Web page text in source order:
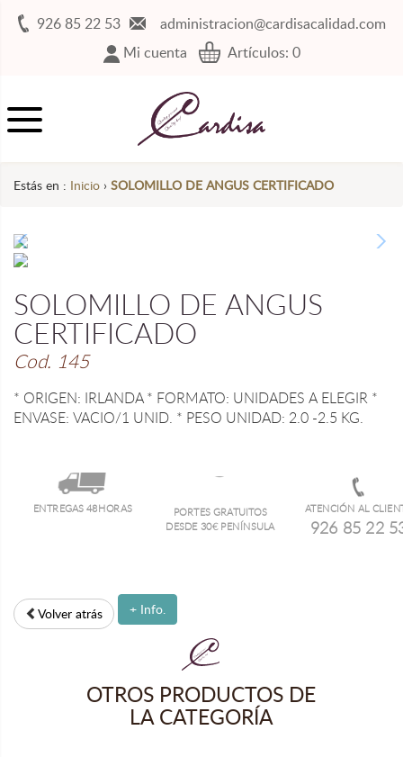
926 85 22 53
administracion@cardisacalidad.com
Mi cuenta
Artículos: 0
Estás en : Inicio › SOLOMILLO DE ANGUS CERTIFICADO
SOLOMILLO DE ANGUS
CERTIFICADO
Cod. 145
* ORIGEN: IRLANDA * FORMATO: UNIDADES A ELEGIR *
ENVASE: VACIO/1 UNID. * PESO UNIDAD: 2.0 -2.5 KG.
ENTREGAS 48HORAS
PORTES GRATUITOS
DESDE 30€ PENÍNSULA
ATENCIÓN AL
926 85 22
Volver atrás + Info.
OTROS PRODUCTOS DE
LA CATEGORÍA